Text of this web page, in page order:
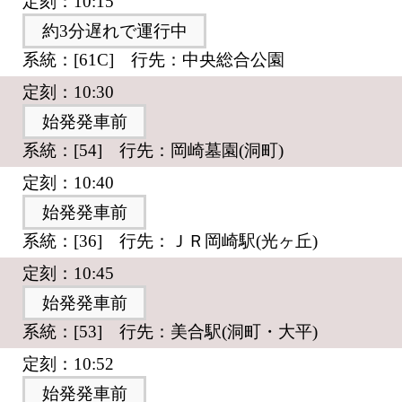
約3分遅れで運行中
系統：[61C] 行先：中央総合公園
定刻：10:30
始発発車前
系統：[54] 行先：岡崎墓園(洞町)
定刻：10:40
始発発車前
系統：[36] 行先：ＪＲ岡崎駅(光ヶ丘)
定刻：10:45
始発発車前
系統：[53] 行先：美合駅(洞町・大平)
定刻：10:52
始発発車前